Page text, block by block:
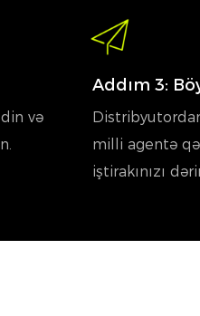
və
Addım 3:
milli agentə
iştirakınızı